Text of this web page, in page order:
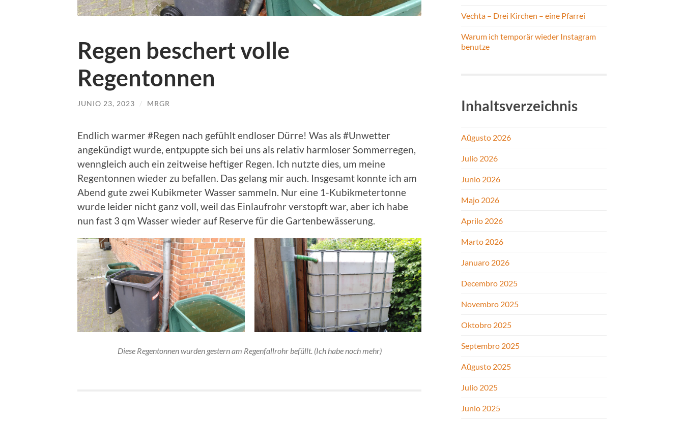
Regen beschert volle
Regentonnen
JUNIO 23, 2023 / MRGR
Endlich warmer #Regen nach gefühlt endloser Dürre! Was als #Unwetter
angekündigt wurde, entpuppte sich bei uns als relativ harmloser Sommerregen,
wenngleich auch ein zeitweise heftiger Regen. Ich nutzte dies, um meine
Regentonnen wieder zu befallen. Das gelang mir auch. Insgesamt konnte ich am
Abend gute zwei Kubikmeter Wasser sammeln. Nur eine 1-Kubikmetertonne
wurde leider nicht ganz voll, weil das Einlaufrohr verstopft war, aber ich habe
nun fast 3 qm Wasser wieder auf Reserve für die Gartenbewässerung.
Diese Regentonnen wurden gestern am Regenfallrohr befüllt. (Ich habe noch mehr)
Vechta – Drei Kirchen – eine Pfarrei
Warum ich temporär wieder Instagram
benutze
Inhaltsverzeichnis
Aŭgusto 2026
Julio 2026
Junio 2026
Majo 2026
Aprilo 2026
Marto 2026
Januaro 2026
Decembro 2025
Novembro 2025
Oktobro 2025
Septembro 2025
Aŭgusto 2025
Julio 2025
Junio 2025